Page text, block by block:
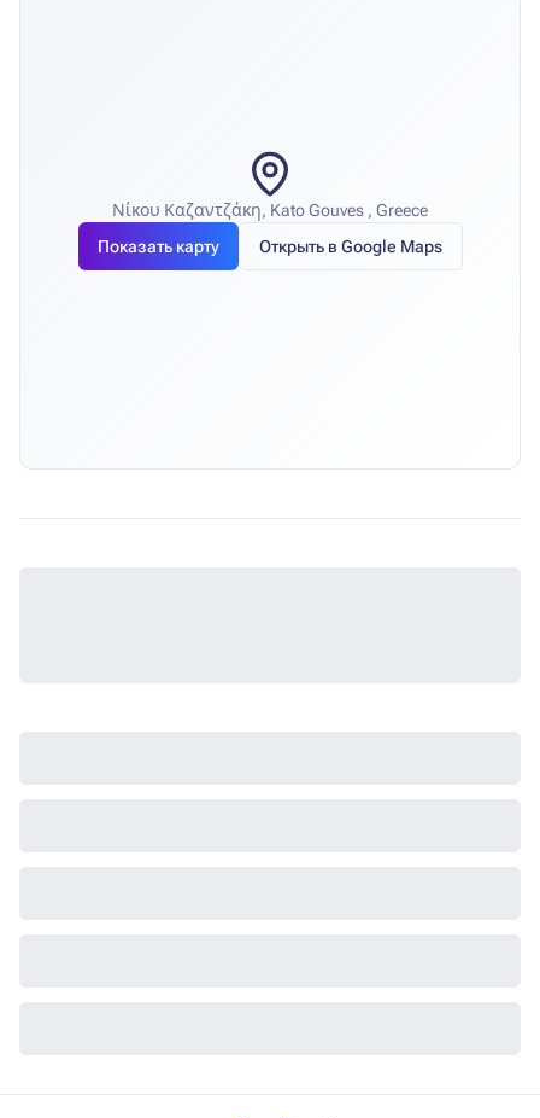
Νίκου Καζαντζάκη, Kato Gouves , Greece
Показать карту
Открыть в Google Maps